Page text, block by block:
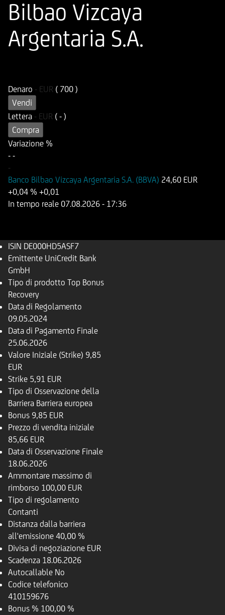
Bilbao Vizcaya
Argentaria S.A.
Denaro - EUR ( 700 )
Vendi
Lettera - EUR ( - )
Compra
Variazione %
- -
-
Banco Bilbao Vizcaya Argentaria S.A. (BBVA) 24,60 EUR
+0,04 % +0,01
In tempo reale 07.08.2026 - 17:36
ISIN DE000HD5ASF7
Emittente UniCredit Bank
GmbH
Tipo di prodotto Top Bonus
Recovery
Data di Regolamento
09.05.2024
Data di Pagamento Finale
25.06.2026
Valore Iniziale (Strike) 9,85
EUR
Strike 5,91 EUR
Tipo di Osservazione della
Barriera Barriera europea
Bonus 9,85 EUR
Prezzo di vendita iniziale
85,66 EUR
Data di Osservazione Finale
18.06.2026
Ammontare massimo di
rimborso 100,00 EUR
Tipo di regolamento
Contanti
Distanza dalla barriera
all'emissione 40,00 %
Divisa di negoziazione EUR
Scadenza 18.06.2026
Autocallable No
Codice telefonico
410159676
Bonus % 100,00 %